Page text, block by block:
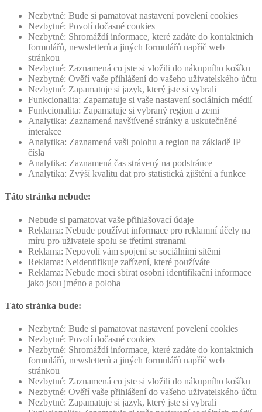
Nezbytné: Bude si pamatovat nastavení povelení cookies
Nezbytné: Povolí dočasné cookies
Nezbytné: Shromáždí informace, které zadáte do kontaktních
formulářů, newsletterů a jiných formulářů napříč web
stránkou
Nezbytné: Zaznamená co jste si vložili do nákupního košíku
Nezbytné: Ověří vaše přihlášení do vašeho uživatelského účtu
Nezbytné: Zapamatuje si jazyk, který jste si vybrali
Funkcionalita: Zapamatuje si vaše nastavení sociálních médií
Funkcionalita: Zapamatuje si vybraný region a zemi
Analytika: Zaznamená navštívené stránky a uskutečněné
interakce
Analytika: Zaznamená vaši polohu a region na základě IP
čísla
Analytika: Zaznamená čas strávený na podstránce
Analytika: Zvýší kvalitu dat pro statistická zjištění a funkce
Táto stránka nebude:
Nebude si pamatovat vaše přihlašovací údaje
Reklama: Nebude používat informace pro reklamní účely na
míru pro uživatele spolu se třetími stranami
Reklama: Nepovolí vám spojení se sociálními sítěmi
Reklama: Neidentifikuje zařízení, které používáte
Reklama: Nebude moci sbírat osobní identifikační informace
jako jsou jméno a poloha
Táto stránka bude:
Nezbytné: Bude si pamatovat nastavení povelení cookies
Nezbytné: Povolí dočasné cookies
Nezbytné: Shromáždí informace, které zadáte do kontaktních
formulářů, newsletterů a jiných formulářů napříč web
stránkou
Nezbytné: Zaznamená co jste si vložili do nákupního košíku
Nezbytné: Ověří vaše přihlášení do vašeho uživatelského účtu
Nezbytné: Zapamatuje si jazyk, který jste si vybrali